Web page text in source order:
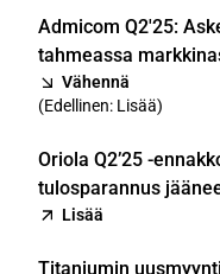
Admicom Q2'25:
tahmeassa
Vähennä
(Edellinen: Lisää)
Oriola Q2’25 -
tulosparannus
Lisää
Titaniumin